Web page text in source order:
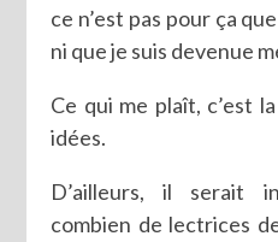
ce n’est pas pour ça
ni que je suis devenue
Ce qui me plaît, c’est
idées.
D’ailleurs, il serait
combien de lectrices